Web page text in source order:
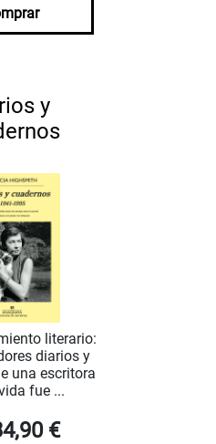
y
literario:
diarios y
una escritora
fue ...
€